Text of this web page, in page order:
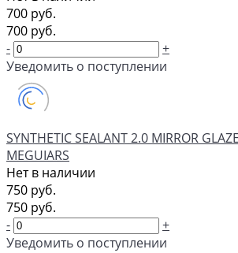
700 руб.
700 руб.
-
+
Уведомить о поступлении
SYNTHETIC SEALANT 2.0 MIRROR
MEGUIARS
Нет в наличии
750 руб.
750 руб.
-
+
Уведомить о поступлении